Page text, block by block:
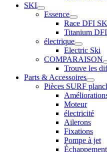
SKI
Essence
Race DFI
Titanium
électrique
Electric Ski
COMPARAISON
Trouve les
Parts & Accessoires
Pièces SURF
Moteur
électricité
Ailerons
Fixations
Pompe à jet
Échappement